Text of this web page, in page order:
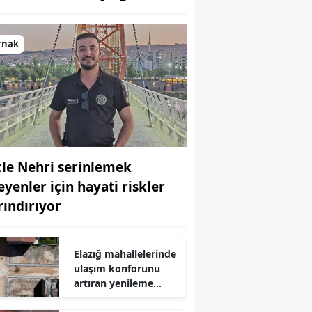
Bingöl
Bitlis
Bolu
Çanakkale
Denizli
Nehri serinlemek
için hayati riskler
Elazığ mahallelerinde
ulaşım konforunu
artıran yenileme